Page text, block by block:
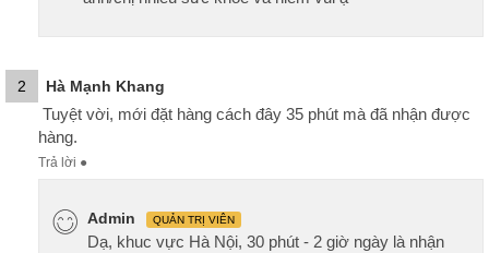
2 Hà Mạnh Khang
Tuyệt vời, mới đặt hàng cách đây 35 phút mà đã nhận được
hàng.
Trả lời ●
Admin QUẢN TRỊ VIÊN
Dạ, khuc vực Hà Nội, 30 phút - 2 giờ ngày là nhận